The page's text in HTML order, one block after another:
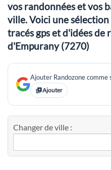
vos randonnées et vos
ville. Voici une
tracés gps et d'idées
d'Empurany (7270)
Ajouter Randozone comme
Ajouter
Changer de ville :